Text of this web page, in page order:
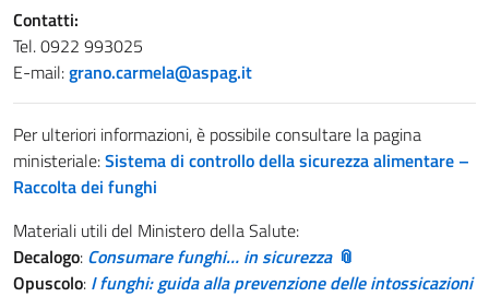
Contatti:
Tel. 0922 993025
E-mail:grano.carmela@aspag.it
Per ulteriori informazioni, è possibile consultare la pagina
ministeriale:Sistema di controllo della sicurezza alimentare –
Raccolta dei funghi
Materiali utili del Ministero della Salute:
Decalogo: Consumare funghi… in sicurezza
Opuscolo: I funghi: guida alla prevenzione delle intossicazioni